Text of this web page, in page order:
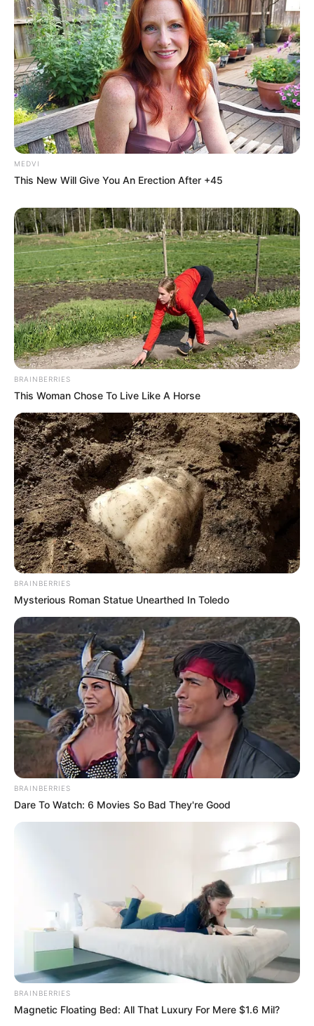
Participe do nosso grupo do
WhatsApp!
Fique informado em tempo real sobre as principais
notícias de Paraguaçu Paulista e região
Clique aqui para entrar no grupo
MEDVI
This New Will Give You An Erection After +45
BRAINBERRIES
This Woman Chose To Live Like A Horse
BRAINBERRIES
Mysterious Roman Statue Unearthed In Toledo
BRAINBERRIES
Dare To Watch: 6 Movies So Bad They're Good
BRAINBERRIES
Magnetic Floating Bed: All That Luxury For Mere $1.6 Mil?